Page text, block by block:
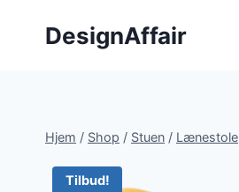
DesignAffair
Hjem / Shop / Stuen / Lænestole
Tilbud!